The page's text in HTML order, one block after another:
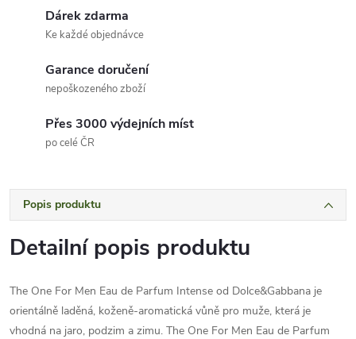
Dárek zdarma
Ke každé objednávce
Garance doručení
nepoškozeného zboží
Přes 3000 výdejních míst
po celé ČR
Popis produktu
Detailní popis produktu
The One For Men Eau de Parfum Intense od Dolce&Gabbana je
orientálně laděná, koženě-aromatická vůně pro muže, která je
vhodná na jaro, podzim a zimu. The One For Men Eau de Parfum